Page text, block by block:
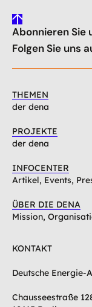
gehe
nach
oben
Abonnieren Sie
Folgen Sie uns
THEMEN
der dena
PROJEKTE
der dena
INFOCENTER
Artikel, Events,
ÜBER DIE DENA
Mission,
KONTAKT
Deutsche Energie-
Chausseestraße